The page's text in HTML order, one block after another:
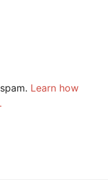
Learn how